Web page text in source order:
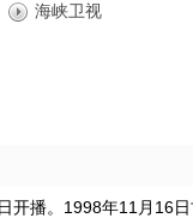
海峡卫视
开播。1998年11月16